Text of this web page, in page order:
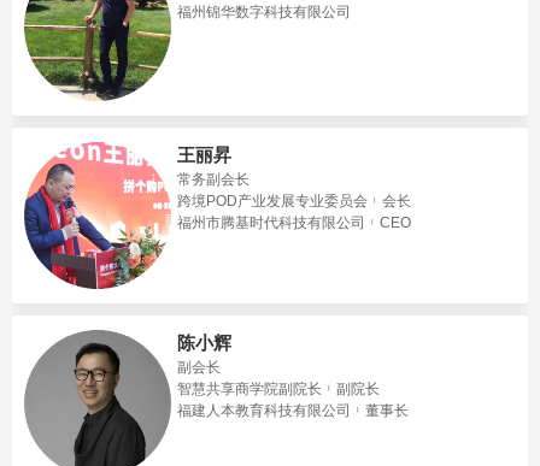
福州锦华数字科技有限公司
王丽昇
常务副会长
跨境POD产业发展专业委员会
会长
福州市腾基时代科技有限公司
CEO
陈小辉
副会长
智慧共享商学院副院长
副院长
福建人本教育科技有限公司
董事长